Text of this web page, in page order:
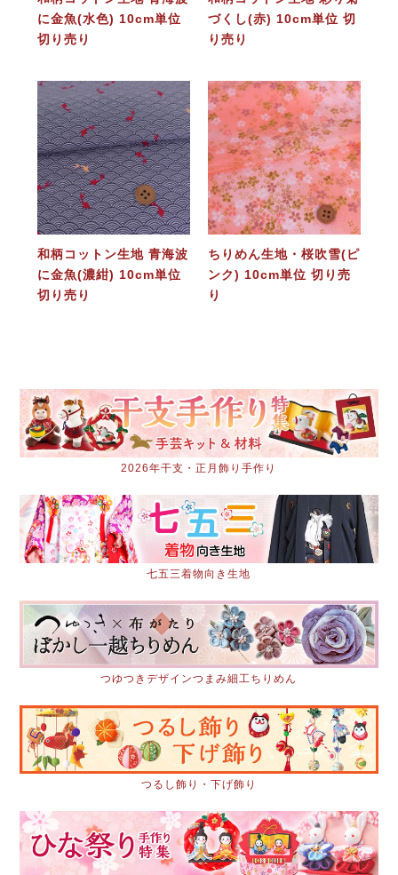
に金魚(水色) 10cm単位
切り売り
づくし(赤) 10cm単位 切
り売り
和柄コットン生地 青海波
に金魚(濃紺) 10cm単位
切り売り
ちりめん生地・桜吹雪(ピ
ンク) 10cm単位 切り売
り
2026年干支・正月飾り手作り
七五三着物向き生地
つゆつきデザインつまみ細工ちりめん
つるし飾り・下げ飾り